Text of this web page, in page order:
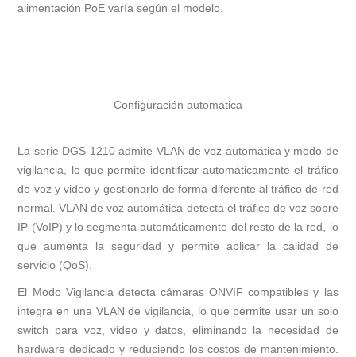
alimentación PoE varía según el modelo.
Configuración automática
La serie DGS-1210 admite VLAN de voz automática y modo de
vigilancia, lo que permite identificar automáticamente el tráfico
de voz y video y gestionarlo de forma diferente al tráfico de red
normal. VLAN de voz automática detecta el tráfico de voz sobre
IP (VoIP) y lo segmenta automáticamente del resto de la red, lo
que aumenta la seguridad y permite aplicar la calidad de
servicio (QoS).
El Modo Vigilancia detecta cámaras ONVIF compatibles y las
integra en una VLAN de vigilancia, lo que permite usar un solo
switch para voz, video y datos, eliminando la necesidad de
hardware dedicado y reduciendo los costos de mantenimiento.